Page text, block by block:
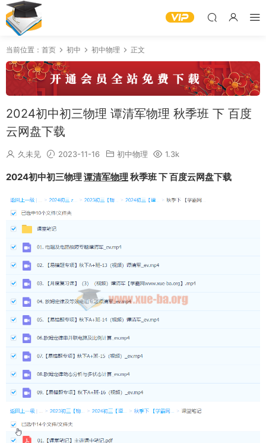
当前位置： 首页 初中 初中物理 正文
2024初中初三物理 谭清军物理 秋季班 下 百度
云网盘下载
久未见 2023-11-16 初中物理 1.3k
2024初中初三物理谭清军物理秋季班 下 百度云网盘下载